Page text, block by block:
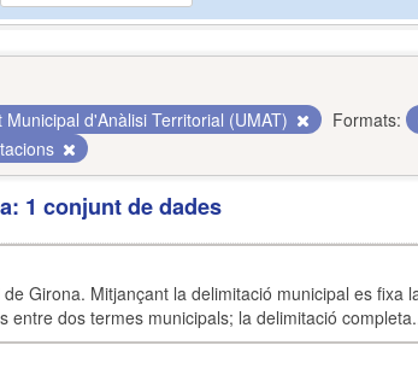
Municipal d'Anàlisi Territorial (UMAT) Formats:
1 conjunt de dades
Girona. Mitjançant la delimitació municipal es fixa
entre dos termes municipals; la delimitació